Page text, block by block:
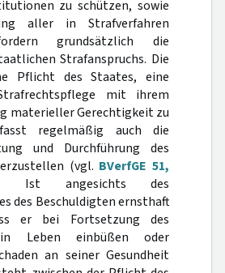
zu schützen, sowie
aller in Strafverfahren
grundsätzlich die
Strafanspruchs. Die
Pflicht des Staates, eine
mit ihrem
materieller Gerechtigkeit zu
regelmäßig auch die
und Durchführung des
(vgl. BVerfGE 51,
angesichts des
des Beschuldigten ernsthaft
er bei Fortsetzung des
Leben einbüßen oder
an seiner Gesundheit